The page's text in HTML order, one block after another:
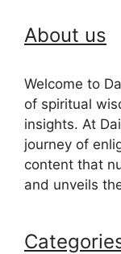
About us
Welcome to
of spiritual
insights. At
journey of
content that
and unveils